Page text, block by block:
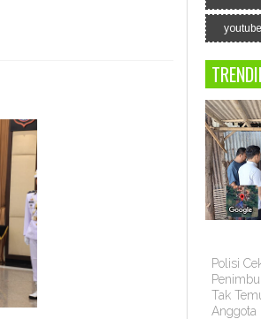
youtube
Polisi
Tak
Anggota